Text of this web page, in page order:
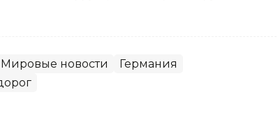
Мировые новости
Германия